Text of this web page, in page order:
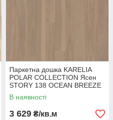
Паркетна дошка KARELIA
POLAR COLLECTION Ясен
STORY 138 OCEAN BREEZE
1031314668281111
В наявності
3 629 ₴/кв.м